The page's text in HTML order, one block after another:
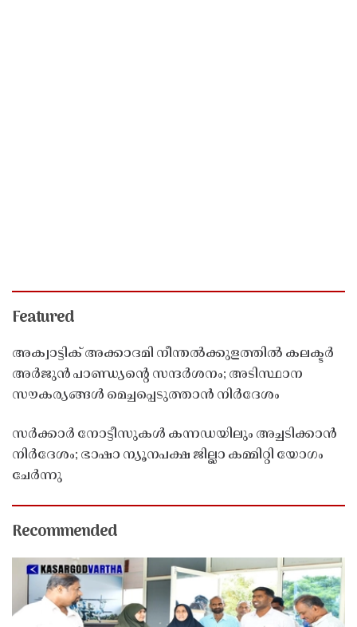
Featured
അക്വാട്ടിക് അക്കാദമി നീന്തൽക്കുളത്തിൽ കലക്ടർ
അർജുൻ പാണ്ഡ്യൻ്റെ സന്ദർശനം; അടിസ്ഥാന
സൗകര്യങ്ങൾ മെച്ചപ്പെടുത്താൻ നിർദേശം
സർക്കാർ നോട്ടീസുകൾ കന്നഡയിലും അച്ചടിക്കാൻ
നിർദേശം; ഭാഷാ ന്യൂനപക്ഷ ജില്ലാ കമ്മിറ്റി യോഗം
ചേർന്നു
Recommended